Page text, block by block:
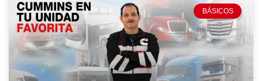
BÁSICOS